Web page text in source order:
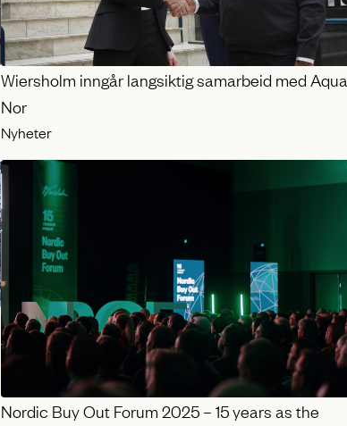
Wiersholm inngår langsiktig samarbeid med Aqua
Nor
Nyheter
Nordic Buy Out Forum 2025 – 15 years as the